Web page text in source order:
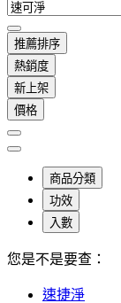
推薦排序
熱銷度
新上架
價格
商品分類
功效
入數
您是不是要查：
速捷淨